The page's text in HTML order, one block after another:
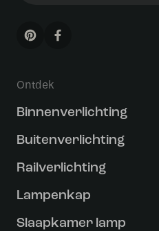
Ontdek
Binnenverlichting
Buitenverlichting
Railverlichting
Lampenkap
Slaapkamer lamp